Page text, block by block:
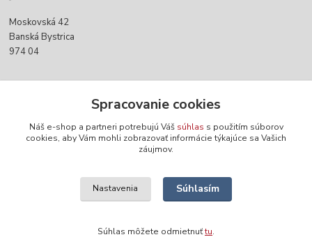
Moskovská 42
Banská Bystrica
974 04
+421 903 152 158
Spracovanie cookies
Náš e-shop a partneri potrebujú Váš súhlas s použitím súborov
cookies, aby Vám mohli zobrazovať informácie týkajúce sa Vašich
záujmov.
Nastavenia Súhlasím
Súhlas môžete odmietnuťtu.